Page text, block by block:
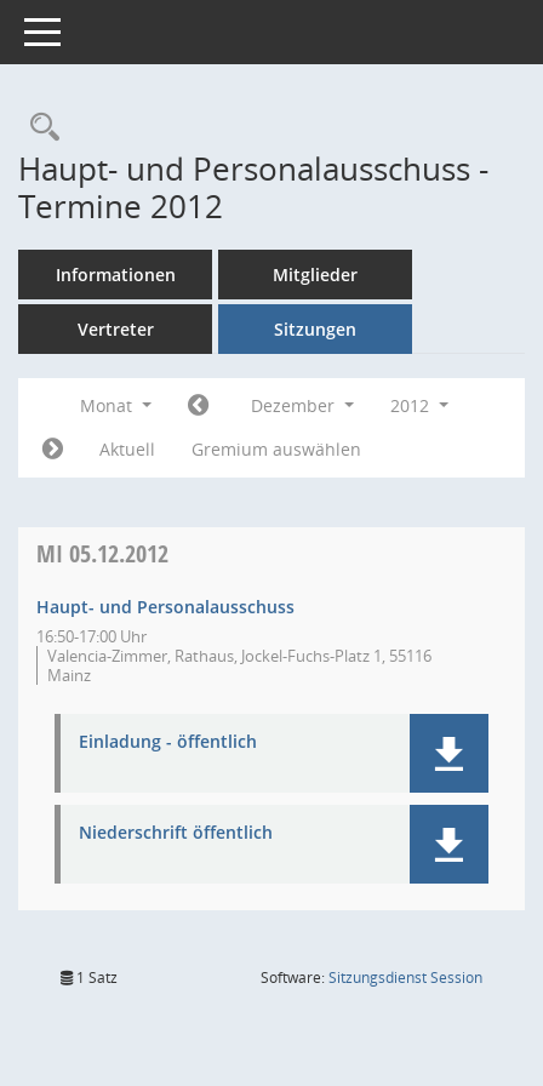
Toggle navigation
Rechercheauswahl
Haupt- und Personalausschuss -
Termine 2012
Informationen Mitglieder
Vertreter Sitzungen
Monat Dezember
2012
Aktuell
Gremium auswählen
MI 05.12.2012
Haupt- und Personalausschuss
16:50-17:00 Uhr
Valencia-Zimmer, Rathaus, Jockel-Fuchs-Platz 1, 55116
Mainz
Einladung - öffentlich
Niederschrift öffentlich
1 Satz Software:SitzungsdienstSession(Wird in